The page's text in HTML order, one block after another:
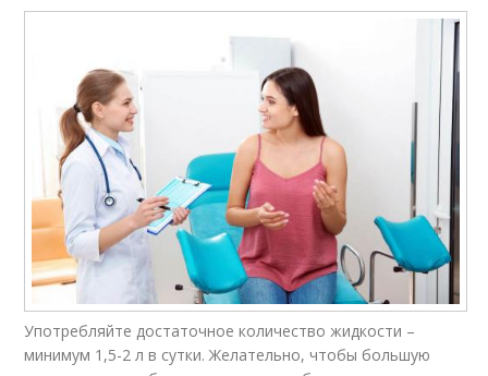
Употребляйте достаточное количество жидкости –
минимум 1,5-2 л в сутки. Желательно, чтобы большую